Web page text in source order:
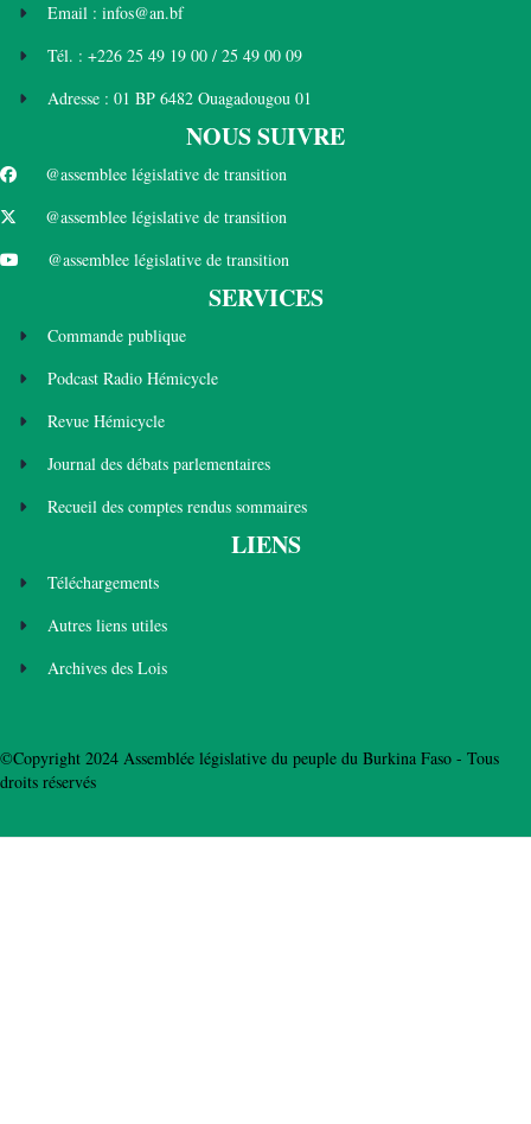
Email : infos@an.bf
Tél. : +226 25 49 19 00 / 25 49 00 09
Adresse : 01 BP 6482 Ouagadougou 01
NOUS SUIVRE
@assemblee législative de transition
@assemblee législative de transition
@assemblee législative de transition
SERVICES
Commande publique
Podcast Radio Hémicycle
Revue Hémicycle
Journal des débats parlementaires
Recueil des comptes rendus sommaires
LIENS
Téléchargements
Autres liens utiles
Archives des Lois
©Copyright 2024 Assemblée législative du peuple du Burkina Faso - Tous
droits réservés